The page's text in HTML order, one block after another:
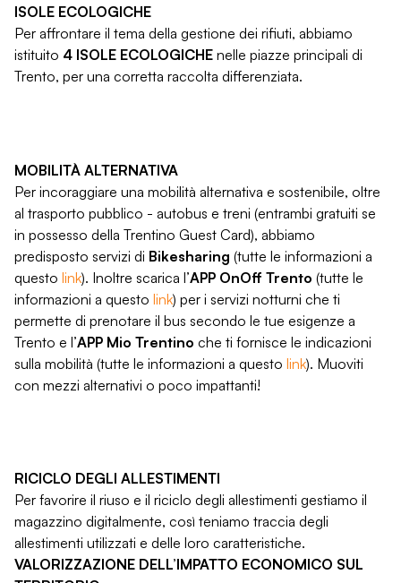
ISOLE ECOLOGICHE
Per affrontare il tema della gestione dei rifiuti, abbiamo
istituito 4 ISOLE ECOLOGICHE nelle piazze principali di
Trento, per una corretta raccolta differenziata.
MOBILITÀ ALTERNATIVA
Per incoraggiare una mobilità alternativa e sostenibile, oltre
al trasporto pubblico - autobus e treni (entrambi gratuiti se
in possesso della Trentino Guest Card), abbiamo
predisposto servizi di Bikesharing (tutte le informazioni a
questo link). Inoltre scarica l’APP OnOff Trento (tutte le
informazioni a questo link) per i servizi notturni che ti
permette di prenotare il bus secondo le tue esigenze a
Trento e l’APP Mio Trentino che ti fornisce le indicazioni
sulla mobilità (tutte le informazioni a questo link). Muoviti
con mezzi alternativi o poco impattanti!
RICICLO DEGLI ALLESTIMENTI
Per favorire il riuso e il riciclo degli allestimenti gestiamo il
magazzino digitalmente, così teniamo traccia degli
allestimenti utilizzati e delle loro caratteristiche.
VALORIZZAZIONE DELL’IMPATTO ECONOMICO SUL